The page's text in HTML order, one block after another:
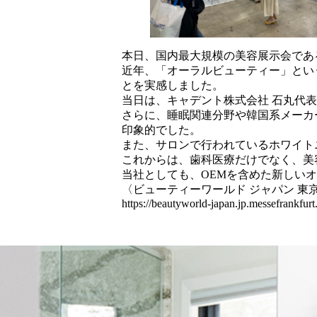
本日、国内最大規模の美容展示会で
近年、「オーラルビューティー」と
とを実感しました。
当日は、キャデント株式会社 石丸代
さらに、睡眠関連分野や韓国系メー
印象的でした。
また、サロンで行われているホワイ
これからは、歯科医療だけでなく、
当社としても、OEMを含めた新しい
〈ビューティーワールド ジャパン 東
https://beautyworld-